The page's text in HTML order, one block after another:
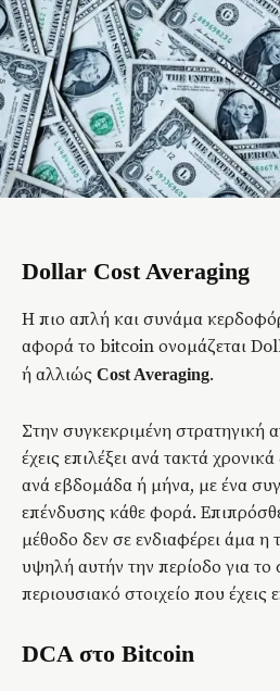
Dollar Cost Averaging
H πιο απλή και συνάμα
αφορά το bitcoin ονομάζεται
ή αλλιώς Cost Averaging.
Στην συγκεκριμένη στρατηγική
έχεις επιλέξει ανά τακτά
ανά εβδομάδα ή μήνα, με ένα
επένδυσης κάθε φορά.
μέθοδο δεν σε ενδιαφέρει άμα η
υψηλή αυτήν την περίοδο για το
περιουσιακό στοιχείο που έχεις
DCA στο Bitcoin